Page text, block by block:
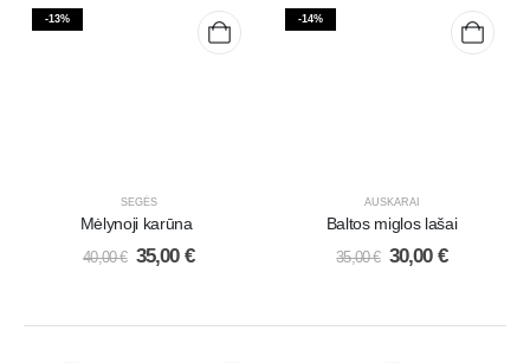
-13%
SEGĖS
Mėlynoji karūna
40,00€ 35,00 €
-14%
AUSKARAI
Baltos miglos lašai
35,00€ 30,00 €